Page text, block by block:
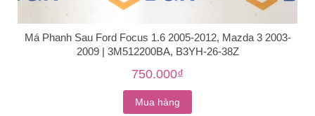
Má Phanh Sau Ford Focus 1.6 2005-2012, Mazda 3 2003-
2009 | 3M512200BA, B3YH-26-38Z
750.000₫
Mua hàng